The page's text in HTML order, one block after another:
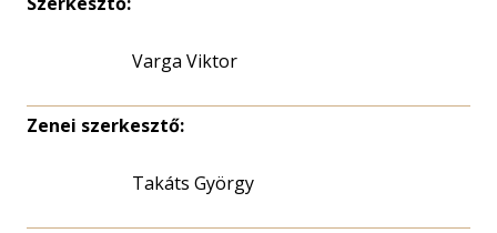
Varga Viktor
Zenei szerkesztő:
Takáts György